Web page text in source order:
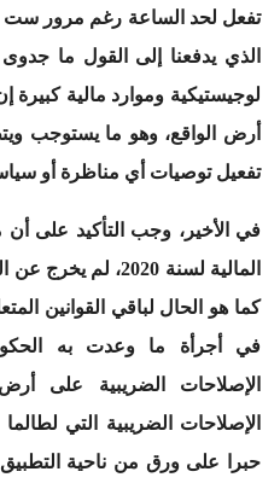
تفعل لحد الساعة رغم مرور ست
الذي يدفعنا إلى القول ما
لوجيستيكية وموارد مالية كبيرة
أرض الواقع، وهو ما يستوجب
تفعيل توصيات أي مناظرة أو
في الأخير، وجب التأكيد على أن
المالية لسنة 2020،
كما هو الحال لباقي القوانين
في أجرأة ما وعدت به
الإصلاحات الضريبية على
الإصلاحات الضريبية التي
حبرا على ورق من ناحية